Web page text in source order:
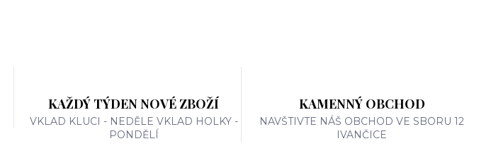
KAŽDÝ TÝDEN NOVÉ ZBOŽÍ
VKLAD KLUCI - NEDĚLE VKLAD HOLKY -
PONDĚLÍ
KAMENNÝ OBCHOD
NAVŠTIVTE NÁŠ OBCHOD VE SBORU 12
IVANČICE